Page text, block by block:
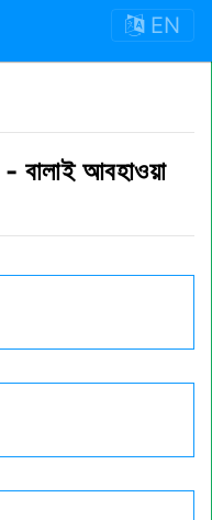
EN
- বালাই আবহাওয়া